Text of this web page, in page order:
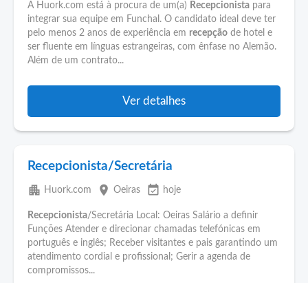
A Huork.com está à procura de um(a) Recepcionista para
integrar sua equipe em Funchal. O candidato ideal deve ter
pelo menos 2 anos de experiência em recepção de hotel e
ser fluente em línguas estrangeiras, com ênfase no Alemão.
Além de um contrato...
Ver detalhes
Recepcionista/Secretária
apartment Huork.com place Oeiras event_available hoje
Recepcionista/Secretária Local: Oeiras Salário a definir
Funções Atender e direcionar chamadas telefónicas em
português e inglês; Receber visitantes e pais garantindo um
atendimento cordial e profissional; Gerir a agenda de
compromissos...